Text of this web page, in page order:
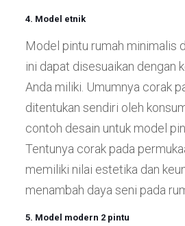
4. Model etnik
Model pintu rumah minimalis
ini dapat disesuaikan dengan
Anda miliki. Umumnya corak
ditentukan sendiri oleh
contoh desain untuk model
Tentunya corak pada
memiliki nilai estetika dan
menambah daya seni pada
5. Model modern 2 pintu